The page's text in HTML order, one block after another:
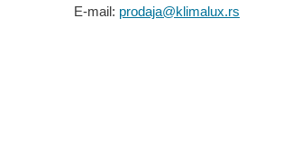
E-mail: prodaja@klimalux.rs